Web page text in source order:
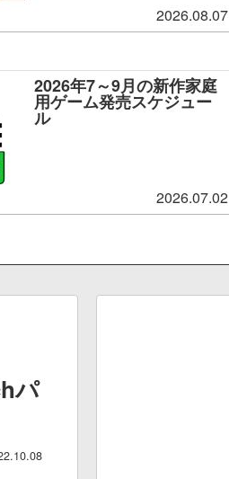
2026.08.07
2026年7～9月の新作家庭
用ゲーム発売スケジュー
ル
2026.07.02
パ